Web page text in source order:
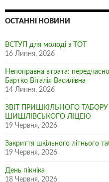
ОСТАННІ НОВИНИ
ВСТУП для молоді з ТОТ
16 Липня, 2026
Непоправна втрата:
Бартко Віталія Василівна
14 Липня, 2026
ЗВІТ ПРИШКІЛЬНОГО ТАБОРУ
ШИШЛІВСЬКОГО ЛІЦЕЮ
19 Червня, 2026
Закриття шкільного літнього
19 Червня, 2026
День пікніка
18 Червня, 2026